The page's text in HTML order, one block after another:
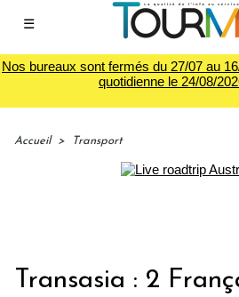
☰
Nos bureaux sont fermés du 27/07 au
quotidienne le 24/08/
Accueil > Transport
Transasia : 2